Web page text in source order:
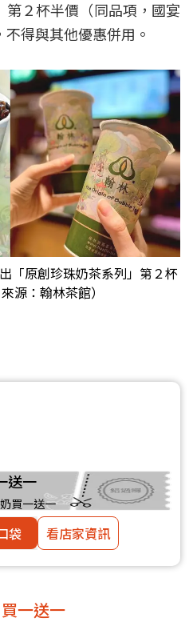
２杯半價（同品項，國宴
得與其他優惠併用。
「原創珍珠奶茶系列」第２杯
源：翰林茶館）
送一
買一送一
袋 看店家資訊
一送一